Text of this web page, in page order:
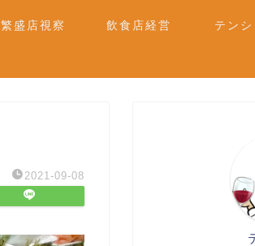
繁盛店視察 飲食店経営 テン
2021-09-08